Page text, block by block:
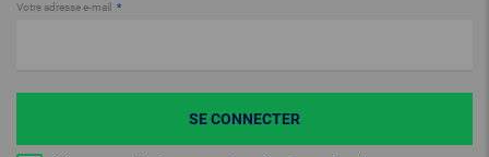
Votre adresse e-mail
SE CONNECTER